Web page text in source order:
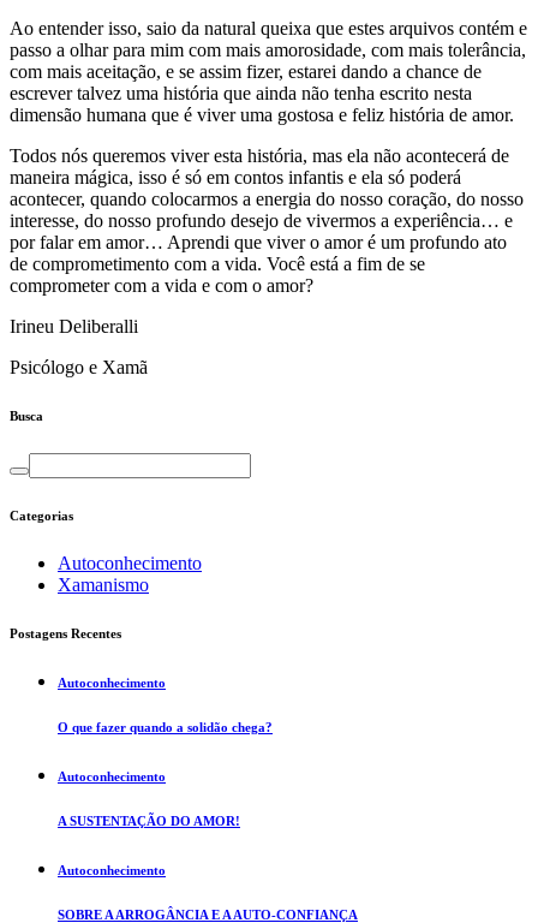
Ao entender isso, saio da natural queixa que estes arquivos contém e
passo a olhar para mim com mais amorosidade, com mais tolerância,
com mais aceitação, e se assim fizer, estarei dando a chance de
escrever talvez uma história que ainda não tenha escrito nesta
dimensão humana que é viver uma gostosa e feliz história de amor.
Todos nós queremos viver esta história, mas ela não acontecerá de
maneira mágica, isso é só em contos infantis e ela só poderá
acontecer, quando colocarmos a energia do nosso coração, do nosso
interesse, do nosso profundo desejo de vivermos a experiência… e
por falar em amor… Aprendi que viver o amor é um profundo ato
de comprometimento com a vida. Você está a fim de se
comprometer com a vida e com o amor?
Irineu Deliberalli
Psicólogo e Xamã
Busca
Categorias
Autoconhecimento
Xamanismo
Postagens Recentes
Autoconhecimento
O que fazer quando a solidão chega?
Autoconhecimento
A SUSTENTAÇÃO DO AMOR!
Autoconhecimento
SOBRE A ARROGÂNCIA E A AUTO-CONFIANÇA